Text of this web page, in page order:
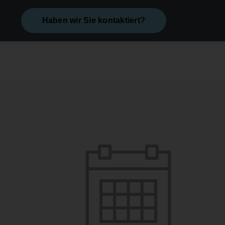
Haben wir Sie kontaktiert?